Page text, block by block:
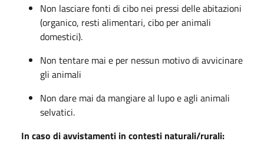
Non lasciare fonti di cibo nei pressi delle abitazioni
(organico, resti alimentari, cibo per animali
domestici).
Non tentare mai e per nessun motivo di avvicinare
gli animali
Non dare mai da mangiare al lupo e agli animali
selvatici.
In caso di avvistamenti in contesti naturali/rurali: